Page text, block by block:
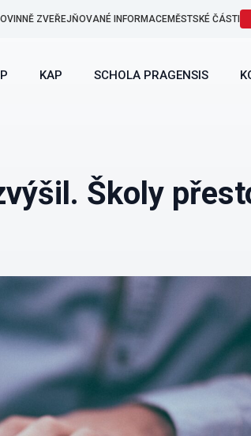
ZVEŘEJŇOVANÉ INFORMACEMĚSTSKÉ ČÁSTI
KAP SCHOLA PRAGENSIS
Školy